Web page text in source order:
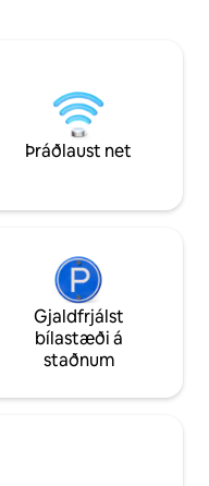
bústöðum. Fyrir
njóta náttúrunnar.
SAMKVÆMI
Þráðlaust net
Gjaldfrjálst
bílastæði á
staðnum